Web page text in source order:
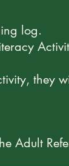
log.
they
Adult